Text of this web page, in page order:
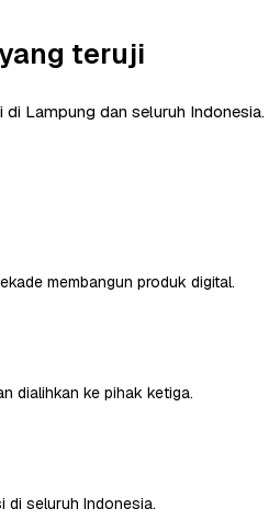
teruji
Lampung dan seluruh Indonesia.
membangun produk digital.
dialihkan ke pihak ketiga.
di seluruh Indonesia.